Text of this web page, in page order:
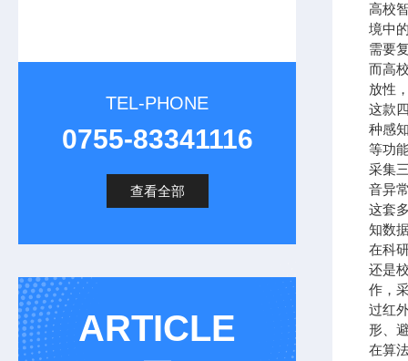
TEL-PHONE
0755-83341116
查看全部
ARTICLE
高校
境中
需要
而高
放性
这款
种感
等功
采集
音异
这套
知数
在科
还是
作，
过红
形、
在算